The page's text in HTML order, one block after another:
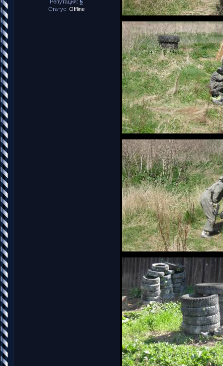
Репутация: 5
Статус: Offline